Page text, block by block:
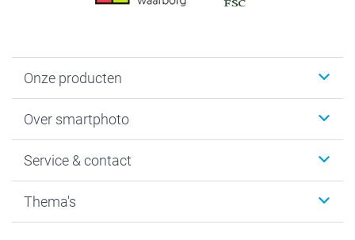
Onze producten
Fotoboeken
Fotocadeaus
Kaarten
Over smartphoto
Vacatures
Bestelproces
Service & contact
Tevredenheidsgarantie
Thema's